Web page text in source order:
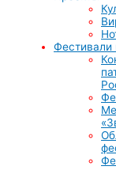
Фестивали